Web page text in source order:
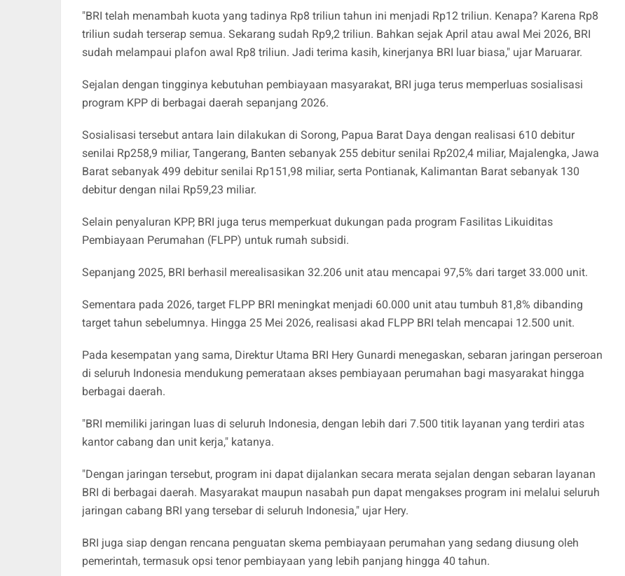
"BRI telah menambah kuota yang tadinya Rp8 triliun tahun ini menjadi Rp12 triliun. Kenapa? Karena Rp8
triliun sudah terserap semua. Sekarang sudah Rp9,2 triliun. Bahkan sejak April atau awal Mei 2026, BRI
sudah melampaui plafon awal Rp8 triliun. Jadi terima kasih, kinerjanya BRI luar biasa," ujar Maruarar.
Sejalan dengan tingginya kebutuhan pembiayaan masyarakat, BRI juga terus memperluas sosialisasi
program KPP di berbagai daerah sepanjang 2026.
Sosialisasi tersebut antara lain dilakukan di Sorong, Papua Barat Daya dengan realisasi 610 debitur
senilai Rp258,9 miliar, Tangerang, Banten sebanyak 255 debitur senilai Rp202,4 miliar, Majalengka, Jawa
Barat sebanyak 499 debitur senilai Rp151,98 miliar, serta Pontianak, Kalimantan Barat sebanyak 130
debitur dengan nilai Rp59,23 miliar.
Selain penyaluran KPP, BRI juga terus memperkuat dukungan pada program Fasilitas Likuiditas
Pembiayaan Perumahan (FLPP) untuk rumah subsidi.
Sepanjang 2025, BRI berhasil merealisasikan 32.206 unit atau mencapai 97,5% dari target 33.000 unit.
Sementara pada 2026, target FLPP BRI meningkat menjadi 60.000 unit atau tumbuh 81,8% dibanding
target tahun sebelumnya. Hingga 25 Mei 2026, realisasi akad FLPP BRI telah mencapai 12.500 unit.
Pada kesempatan yang sama, Direktur Utama BRI Hery Gunardi menegaskan, sebaran jaringan perseroan
di seluruh Indonesia mendukung pemerataan akses pembiayaan perumahan bagi masyarakat hingga
berbagai daerah.
"BRI memiliki jaringan luas di seluruh Indonesia, dengan lebih dari 7.500 titik layanan yang terdiri atas
kantor cabang dan unit kerja," katanya.
"Dengan jaringan tersebut, program ini dapat dijalankan secara merata sejalan dengan sebaran layanan
BRI di berbagai daerah. Masyarakat maupun nasabah pun dapat mengakses program ini melalui seluruh
jaringan cabang BRI yang tersebar di seluruh Indonesia," ujar Hery.
BRI juga siap dengan rencana penguatan skema pembiayaan perumahan yang sedang diusung oleh
pemerintah, termasuk opsi tenor pembiayaan yang lebih panjang hingga 40 tahun.